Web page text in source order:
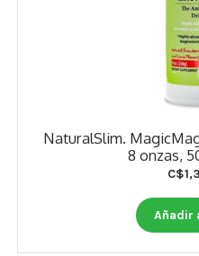
NaturalSlim.
8 onzas,
C$
Añadir